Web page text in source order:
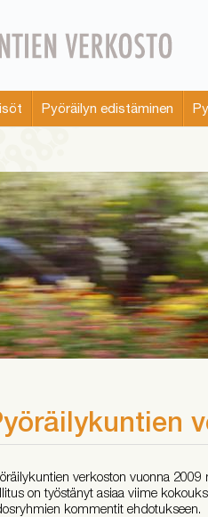
Pyöräilyn edistäminen
verkoston vuonna
on työstänyt asiaa viime
kommentit ehdotukseen.